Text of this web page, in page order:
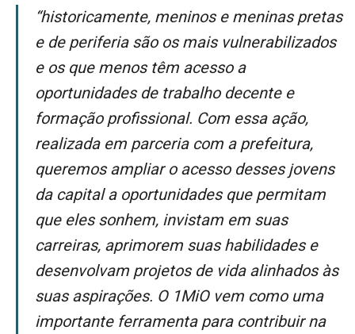
“Historicamente, meninos e meninas pretas
e de periferia são os mais vulnerabilizados
e os que menos têm acesso a
oportunidades de trabalho decente e
formação profissional. Com essa ação,
realizada em parceria com a prefeitura,
queremos ampliar o acesso desses jovens
da capital a oportunidades que permitam
que eles sonhem, invistam em suas
carreiras, aprimorem suas habilidades e
desenvolvam projetos de vida alinhados às
suas aspirações. O 1MiO vem como uma
importante ferramenta para contribuir na